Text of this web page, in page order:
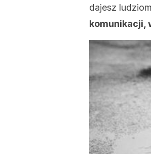
dajesz
komunikacji,